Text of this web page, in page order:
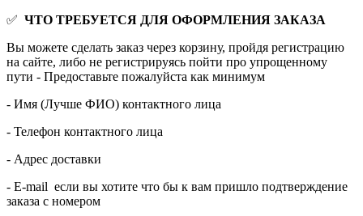
✅ ЧТО ТРЕБУЕТСЯ ДЛЯ ОФОРМЛЕНИЯ ЗАКАЗА
Вы можете сделать заказ через корзину, пройдя регистрацию
на сайте, либо не регистрируясь пойти про упрощенному
пути - Предоставьте пожалуйста как минимум
- Имя (Лучше ФИО) контактного лица
- Телефон контактного лица
- Адрес доставки
- E-mail если вы хотите что бы к вам пришло подтверждение
заказа с номером